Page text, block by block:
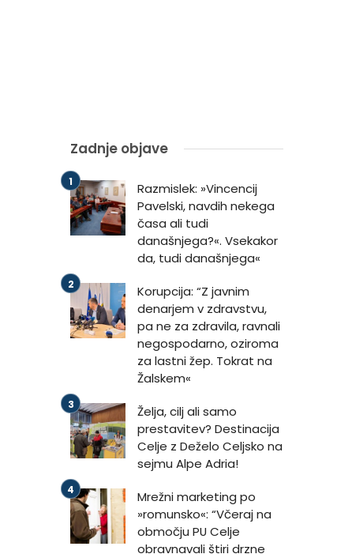
Zadnje objave
Razmislek: »Vincencij
Pavelski, navdih nekega
časa ali tudi
današnjega?«. Vsekakor
da, tudi današnjega«
Korupcija: “Z javnim
denarjem v zdravstvu,
pa ne za zdravila, ravnali
negospodarno, oziroma
za lastni žep. Tokrat na
Žalskem«
Želja, cilj ali samo
prestavitev? Destinacija
Celje z Deželo Celjsko na
sejmu Alpe Adria!
Mrežni marketing po
»romunsko«: “Včeraj na
območju PU Celje
obravnavali štiri drzne